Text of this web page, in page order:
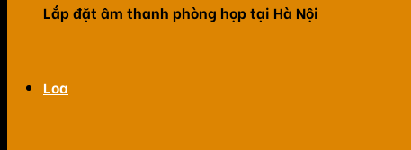
Lắp đặt âm thanh phòng họp tại Hà Nội
Loa